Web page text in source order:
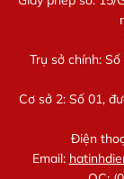
Trụ sở chính:
Cơ sở 2: Số 01,
Điện
Email: